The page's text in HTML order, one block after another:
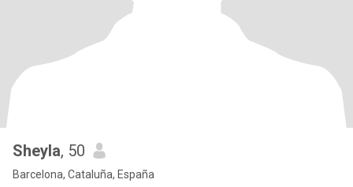
Sheyla, 50
Barcelona, Cataluña, España